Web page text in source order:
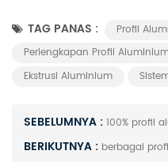
TAG PANAS :
Profil
Perlengkapan Profil
Ekstrusi Aluminium
SEBELUMNYA : 100% profil
BERIKUTNYA : berbagai